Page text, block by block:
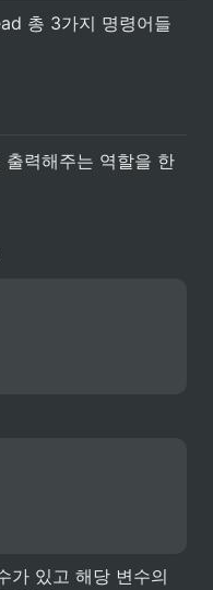
총 3가지 명령어들
력해주는 역할을 한
가 있고 해당 변수의